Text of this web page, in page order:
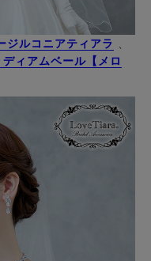
ジルコニアティアラ
、
ディアムベール【メロ